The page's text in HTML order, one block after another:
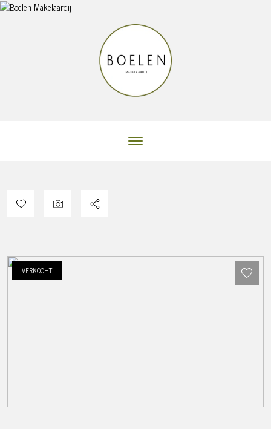
VERKOCHT